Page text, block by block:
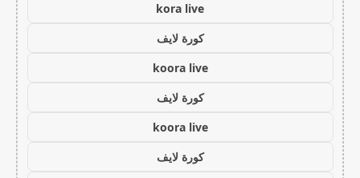
kora live
كورة لايف
koora live
كورة لايف
koora live
كورة لايف